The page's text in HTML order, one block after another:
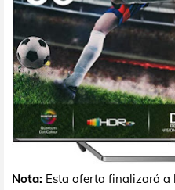
Nota: Esta oferta finalizará a